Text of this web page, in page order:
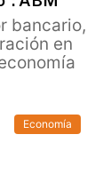
bancario,
en
Economía